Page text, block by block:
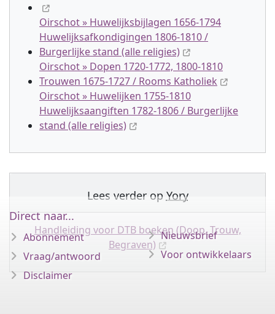
Oirschot » Huwelijksbijlagen 1656-1794
Huwelijksafkondigingen 1806-1810 /
Burgerlijke stand (alle religies)
Oirschot » Dopen 1720-1772, 1800-1810
Trouwen 1675-1727 / Rooms Katholiek
Oirschot » Huwelijken 1755-1810
Huwelijksaangiften 1782-1806 / Burgerlijke
stand (alle religies)
Lees verder op Yory
Handleiding voor DTB boeken (Doop, Trouw,
Begraven)
Direct naar...
Abonnement
Vraag/antwoord
Disclaimer
Nieuwsbrief
Voor ontwikkelaars